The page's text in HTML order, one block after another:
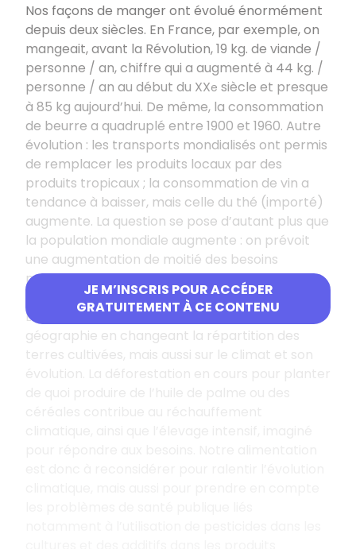
JE M’INSCRIS POUR ACCÉDER
GRATUITEMENT À CE CONTENU
Nos façons de manger ont évolué énormément
depuis deux siècles. En France, par exemple, on
mangeait, avant la Révolution, 19 kg. de viande /
personne / an, chiffre qui a augmenté à 44 kg. /
personne / an au début du XXe siècle et presque
à 85 kg aujourd’hui. De même, la consommation
de beurre a quadruplé entre 1900 et 1960. Autre
évolution : les transports mondialisés ont permis
de remplacer les produits locaux par des
produits tropicaux ; la consommation de vin a
tendance à baisser, mais celle du thé (importé)
augmente. La question se pose d’autant plus que
la population mondiale augmente : on prévoit
une augmentation de moitié des besoins
mondiaux d’ici 2050 alors même que certaines
zones ne sont pas cultivables.
L’alimentation a donc des conséquences sur la
géographie en changeant la répartition des
terres cultivées, mais aussi sur le climat et son